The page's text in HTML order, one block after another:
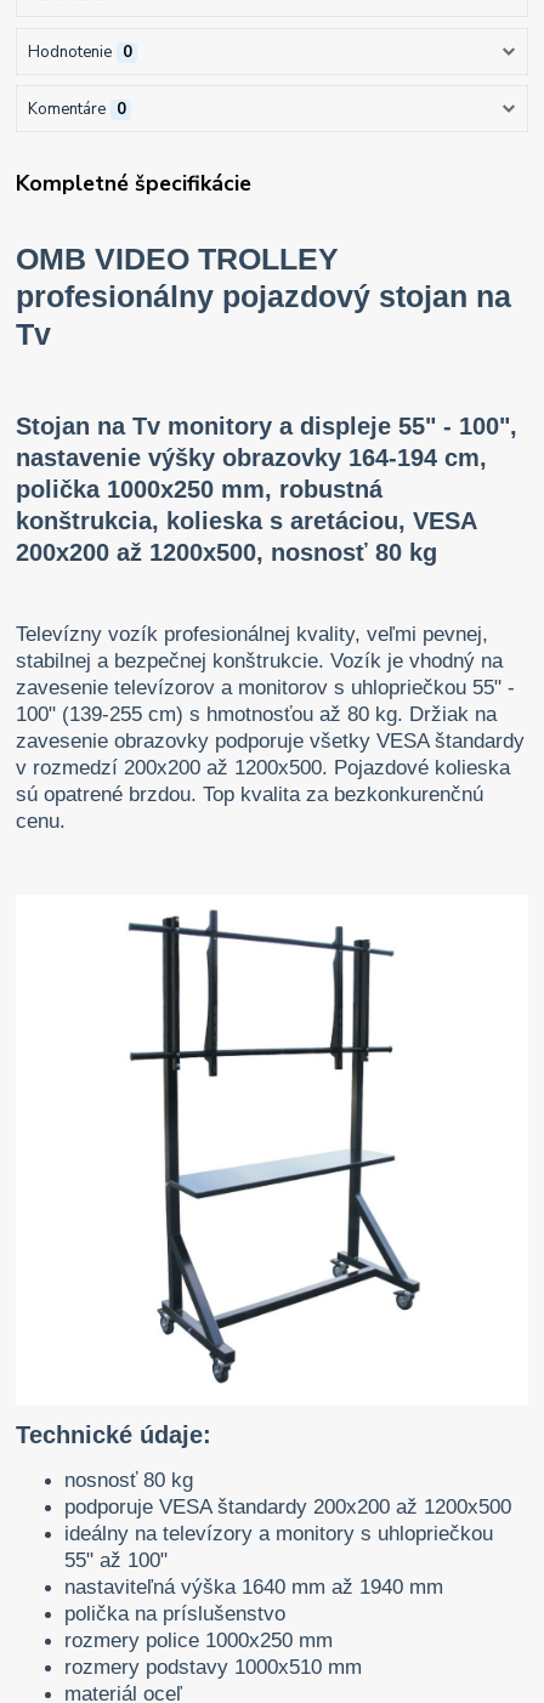
Hodnotenie 0
Komentáre 0
Kompletné špecifikácie
OMB VIDEO TROLLEY
profesionálny pojazdový stojan na
Tv
Stojan na Tv monitory a displeje 55" - 100",
nastavenie výšky obrazovky 164-194 cm,
polička 1000x250 mm, robustná
konštrukcia, kolieska s aretáciou, VESA
200x200 až 1200x500, nosnosť 80 kg
Televízny vozík profesionálnej kvality, veľmi pevnej,
stabilnej a bezpečnej konštrukcie. Vozík je vhodný na
zavesenie televízorov a monitorov s uhlopriečkou 55" -
100" (139-255 cm) s hmotnosťou až 80 kg. Držiak na
zavesenie obrazovky podporuje všetky VESA štandardy
v rozmedzí 200x200 až 1200x500. Pojazdové kolieska
sú opatrené brzdou. Top kvalita za bezkonkurenčnú
cenu.
Technické údaje:
nosnosť 80 kg
podporuje VESA štandardy 200x200 až 1200x500
ideálny na televízory a monitory s uhlopriečkou
55" až 100"
nastaviteľná výška 1640 mm až 1940 mm
polička na príslušenstvo
rozmery police 1000x250 mm
rozmery podstavy 1000x510 mm
materiál oceľ